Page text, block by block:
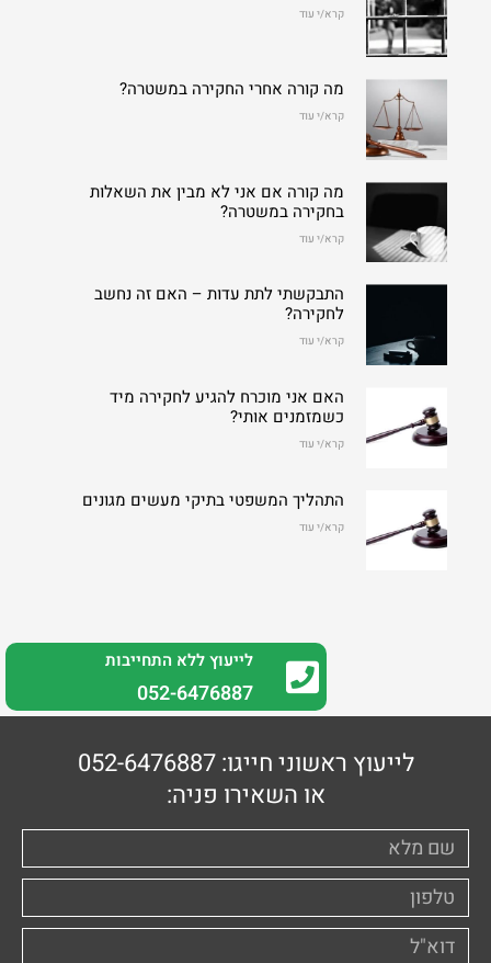
קרא/י עוד
מה קורה אחרי החקירה במשטרה?
קרא/י עוד
מה קורה אם אני לא מבין את השאלות
בחקירה במשטרה?
קרא/י עוד
התבקשתי לתת עדות – האם זה נחשב
לחקירה?
קרא/י עוד
האם אני מוכרח להגיע לחקירה מיד
כשמזמנים אותי?
קרא/י עוד
התהליך המשפטי בתיקי מעשים מגונים
קרא/י עוד
לייעוץ ללא התחייבות
052-6476887
לייעוץ ראשוני חייגו: 052-6476887
או השאירו פניה: